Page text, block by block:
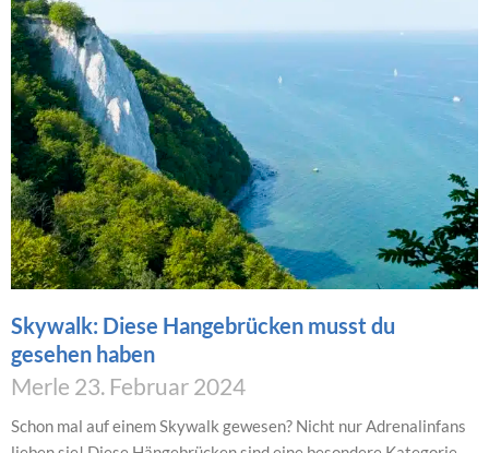
Skywalk: Diese Hangebrücken musst du
gesehen haben
Merle 23. Februar 2024
Schon mal auf einem Skywalk gewesen? Nicht nur Adrenalinfans